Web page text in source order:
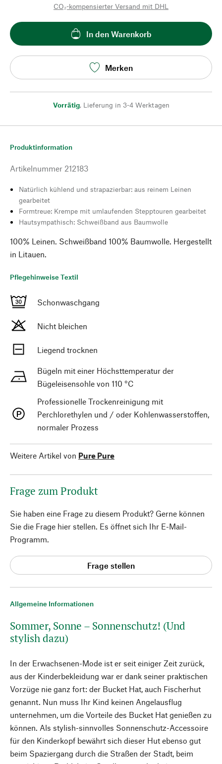
CO₂-kompensierter Versand mit DHL
In den Warenkorb
Merken
Vorrätig, Lieferung in 3-4 Werktagen
Allgemeine Informationen
Sommer, Sonne – Sonnenschutz! (Und
stylish dazu)
In der Erwachsenen-Mode ist er seit einiger Zeit zurück,
aus der Kinderbekleidung war er dank seiner praktischen
Vorzüge nie ganz fort: der Bucket Hat, auch Fischerhut
genannt. Nun muss Ihr Kind keinen Angelausflug
unternehmen, um die Vorteile des Bucket Hat genießen zu
können. Als stylish-sinnvolles Sonnenschutz-Accessoire
für den Kinderkopf bewährt sich dieser Hut ebenso gut
beim Spaziergang durch die Straßen der Stadt, beim
Produktinformation
Artikelnummer 212183
Natürlich kühlend und strapazierbar: aus reinem Leinen
gearbeitet
Formtreue: Krempe mit umlaufenden Stepptouren gearbeitet
Hautsympathisch: Schweißband aus Baumwolle
100% Leinen. Schweißband 100% Baumwolle. Hergestellt
in Litauen.
Pflegehinweise Textil
Schonwaschgang
Nicht bleichen
Liegend trocknen
Bügeln mit einer Höchsttemperatur der
Bügeleisensohle von 110 °C
Professionelle Trockenreinigung mit
Perchlorethylen und / oder Kohlenwasserstoffen,
normaler Prozess
Weitere Artikel von Pure Pure
Frage zum Produkt
Sie haben eine Frage zu diesem Produkt? Gerne können
Sie die Frage hier stellen. Es öffnet sich Ihr E-Mail-
Programm.
Frage stellen